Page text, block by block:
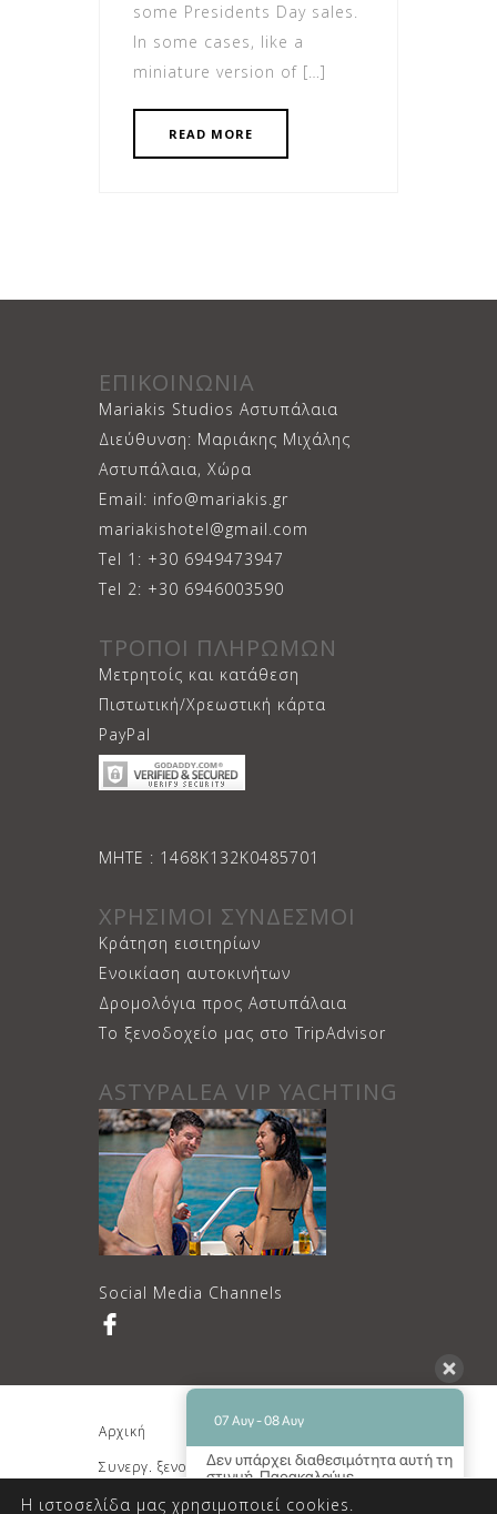
some Presidents Day sales.
In some cases, like a
miniature version of […]
READ MORE
ΕΠΙΚΟΙΝΩΝΙΑ
Mariakis Studios Αστυπάλαια
Διεύθυνση: Μαριάκης Μιχάλης
Αστυπάλαια, Χώρα
Email: info@mariakis.gr
mariakishotel@gmail.com
Tel 1: +30 6949473947
Tel 2: +30 6946003590
ΤΡΟΠΟΙ ΠΛΗΡΩΜΩΝ
Μετρητοίς και κατάθεση
Πιστωτική/Χρεωστική κάρτα
PayPal
ΜΗΤΕ : 1468Κ132Κ0485701
ΧΡΗΣΙΜΟΙ ΣΥΝΔΕΣΜΟΙ
Κράτηση εισιτηρίων
Ενοικίαση αυτοκινήτων
Δρομολόγια προς Αστυπάλαια
Το ξενοδοχείο μας στο TripAdvisor
ASTYPALEA VIP YACHTING
Social Media Channels
Αρχική
Διαμονή
Συνεργ. ξενοδοχείο
Κρατήσεις
Επικοινωνία
Η ιστοσελίδα μας χρησιμοποιεί cookies.
07 Αυγ - 08 Αυγ
Δεν υπάρχει διαθεσιμότητα αυτή τη
στιγμή. Παρακαλούμε
περισσότερες πληροφορίες.